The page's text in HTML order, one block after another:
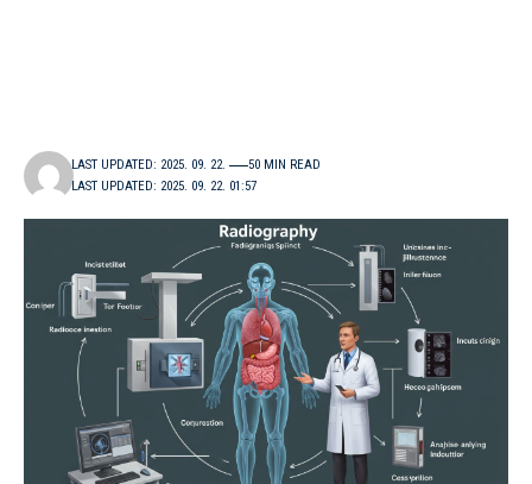
LAST UPDATED: 2025. 09. 22. 01:57
LAST UPDATED: 2025. 09. 22. 50 MIN READ